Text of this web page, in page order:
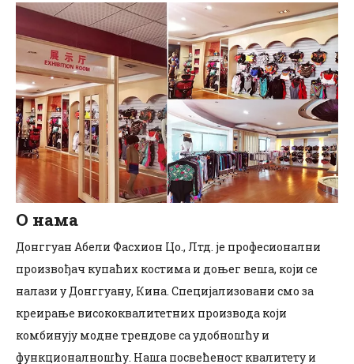
О нама
Донггуан Абели Фасхион Цо., Лтд. је професионални
произвођач купаћих костима и доњег веша, који се
налази у Донггуану, Кина. Специјализовани смо за
креирање висококвалитетних производа који
комбинују модне трендове са удобношћу и
функционалношћу. Наша посвећеност квалитету и